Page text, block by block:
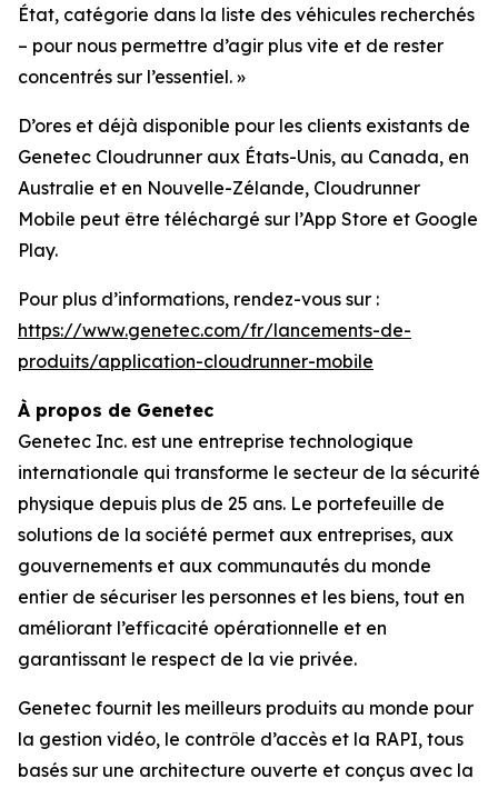
État, catégorie dans la liste des véhicules recherchés
– pour nous permettre d’agir plus vite et de rester
concentrés sur l’essentiel. »
D’ores et déjà disponible pour les clients existants de
Genetec Cloudrunner aux États-Unis, au Canada, en
Australie et en Nouvelle-Zélande, Cloudrunner
Mobile peut être téléchargé sur l’App Store et Google
Play.
Pour plus d’informations, rendez-vous sur :
https://www.genetec.com/fr/lancements-de-
produits/application-cloudrunner-mobile
À propos de Genetec
Genetec Inc. est une entreprise technologique
internationale qui transforme le secteur de la sécurité
physique depuis plus de 25 ans. Le portefeuille de
solutions de la société permet aux entreprises, aux
gouvernements et aux communautés du monde
entier de sécuriser les personnes et les biens, tout en
améliorant l’efficacité opérationnelle et en
garantissant le respect de la vie privée.
Genetec fournit les meilleurs produits au monde pour
la gestion vidéo, le contrôle d’accès et la RAPI, tous
basés sur une architecture ouverte et conçus avec la